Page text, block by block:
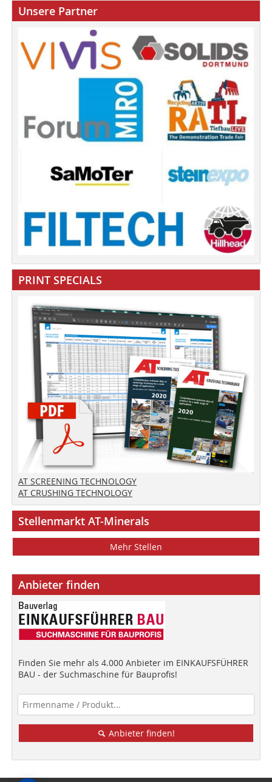
Unsere Partner
PRINT SPECIALS
AT SCREENING TECHNOLOGY
AT CRUSHING TECHNOLOGY
Stellenmarkt AT-Minerals
Mehr Stellen
Anbieter finden
Finden Sie mehr als 4.000 Anbieter im EINKAUFSFÜHRER
BAU - der Suchmaschine für Bauprofis!
Anbieter finden!